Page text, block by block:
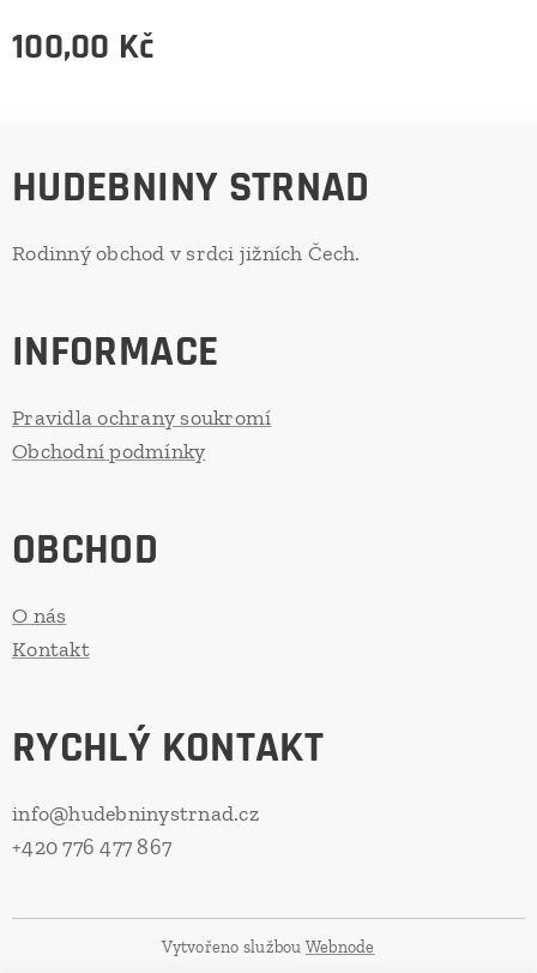
100,00 Kč
HUDEBNINY STRNAD
Rodinný obchod v srdci jižních Čech.
INFORMACE
Pravidla ochrany soukromí
Obchodní podmínky
OBCHOD
O nás
Kontakt
RYCHLÝ KONTAKT
info@hudebninystrnad.cz
+420 776 477 867
Vytvořeno službou Webnode